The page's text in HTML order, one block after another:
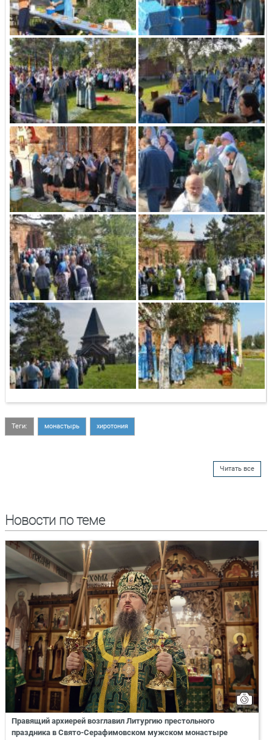
Теги: монастырь хиротония
Читать все
Новости по теме
Правящий архиерей возглавил Литургию престольного
праздника в Свято-Серафимовском мужском монастыре